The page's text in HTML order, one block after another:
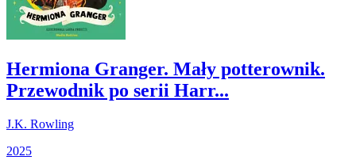
Hermiona Granger. Mały potterownik.
Przewodnik po serii Harr...
J.K. Rowling
2025